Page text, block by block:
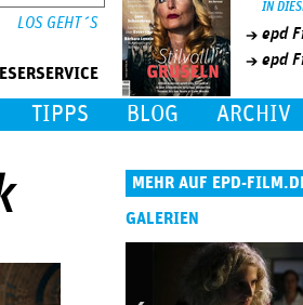
IN
epd
epd
TIPPS BLOG ARCHIV
MEHR AUF EPD-
GALERIEN